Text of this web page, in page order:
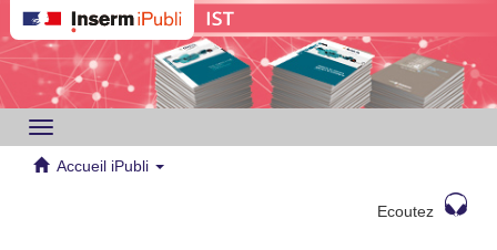
Toggle
navigation
Accueil iPubli
Ecoutez